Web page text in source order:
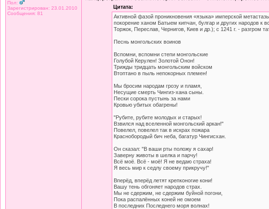
Пол:
Зарегистрирован: 23.01.2010
Сообщения: 81
Цитата:
Активной фазой проникновения «языка» имперской
покорение ханом Батыем кипчан, булгар и других народов к
Торжок, Переслав, Чернигов, Киев и др.); с 1241 г. - разгром
Песнь монгольских воинов
Вспомни, вспомни степи монгольские
Голубой Керулен! Золотой Онон!
Трижды тридцать монгольским войском
Втоптано в пыль непокорных племен!
Мы бросим народам грозу и пламя,
Несущие смерть Чингиз-хана сыны.
Пески сорока пустынь за нами
Кровью убитых обагрены!
"Рубите, рубите молодых и старых!
Взвился над вселенной монгольский аркан!"
Повелел, повелел так в искрах пожара
Краснобородый бич неба, багатур Чингисхан.
Он сказал: "В ваши рты положу я сахар!
Заверну животы в шелка и парчу!
Всё моё. Всё - моё! Я не ведаю страха!
Я весь мир к седлу своему прикручу!"
Вперёд, вперёд летят крепконогие кони!
Вашу тень обгоняет народов страх.
Мы не сдержим, не сдержим буйной погони,
Пока распалённых коней не омоем
В последних Последнего моря волнах!